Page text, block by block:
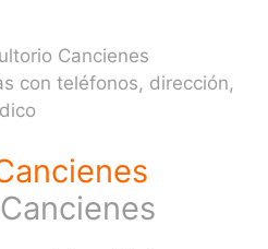
Cancienes
con teléfonos, dirección,